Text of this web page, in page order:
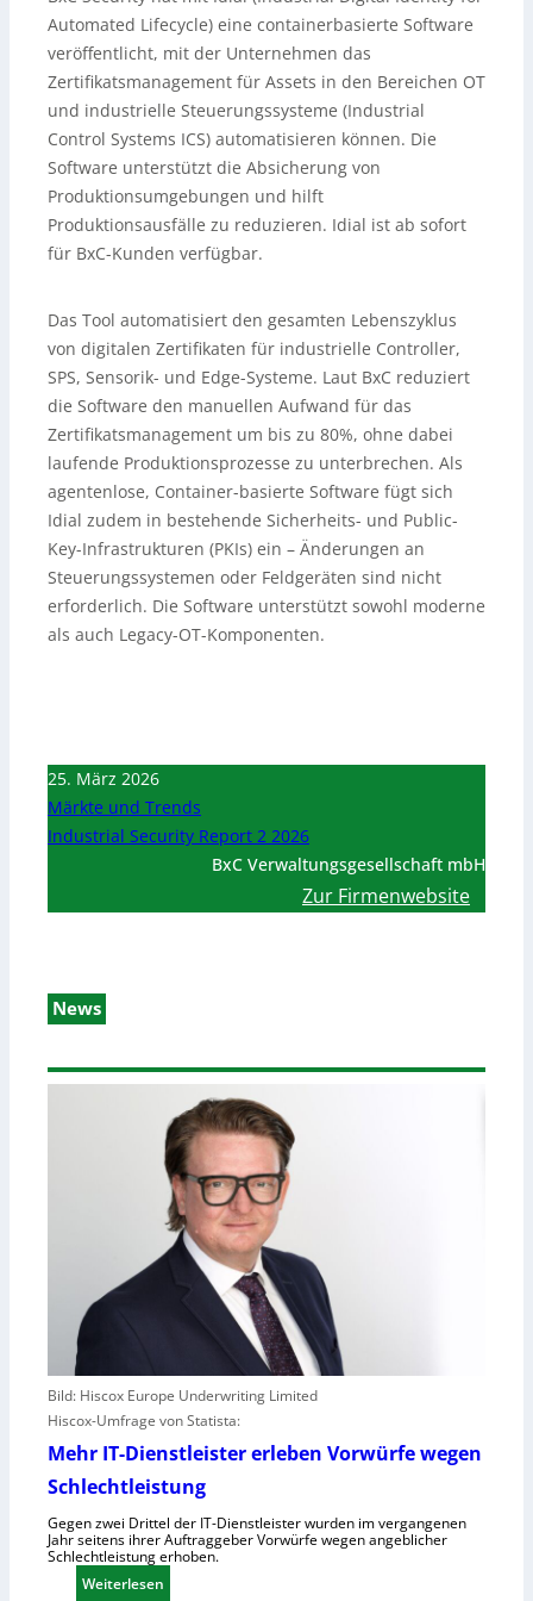
Automated Lifecycle) eine containerbasierte Software
veröffentlicht, mit der Unternehmen das
Zertifikatsmanagement für Assets in den Bereichen OT
und industrielle Steuerungssysteme (Industrial
Control Systems ICS) automatisieren können. Die
Software unterstützt die Absicherung von
Produktionsumgebungen und hilft
Produktionsausfälle zu reduzieren. Idial ist ab sofort
für BxC-Kunden verfügbar.
Das Tool automatisiert den gesamten Lebenszyklus
von digitalen Zertifikaten für industrielle Controller,
SPS, Sensorik- und Edge-Systeme. Laut BxC reduziert
die Software den manuellen Aufwand für das
Zertifikatsmanagement um bis zu 80%, ohne dabei
laufende Produktionsprozesse zu unterbrechen. Als
agentenlose, Container-basierte Software fügt sich
Idial zudem in bestehende Sicherheits- und Public-
Key-Infrastrukturen (PKIs) ein – Änderungen an
Steuerungssystemen oder Feldgeräten sind nicht
erforderlich. Die Software unterstützt sowohl moderne
als auch Legacy-OT-Komponenten.
25. März 2026
Märkte und Trends
Industrial Security Report 2 2026
BxC Verwaltungsgesellschaft mbH
Zur Firmenwebsite
News
Bild: Hiscox Europe Underwriting Limited
Hiscox-Umfrage von Statista:
Mehr IT-Dienstleister erleben Vorwürfe wegen
Schlechtleistung
Gegen zwei Drittel der IT-Dienstleister wurden im vergangenen
Jahr seitens ihrer Auftraggeber Vorwürfe wegen angeblicher
Schlechtleistung erhoben.
Weiterlesen